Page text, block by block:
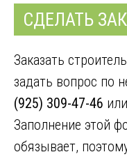
СДЕЛАТЬ
Заказать
задать вопрос по
(925) 309-47-46
Заполнение этой
обязывает,